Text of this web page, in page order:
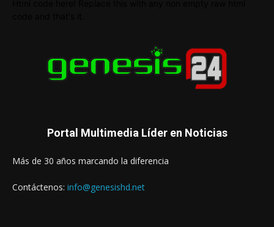
Portal Multimedia Líder en Noticias
Más de 30 años marcando la diferencia
Contáctenos: info@genesishd.net